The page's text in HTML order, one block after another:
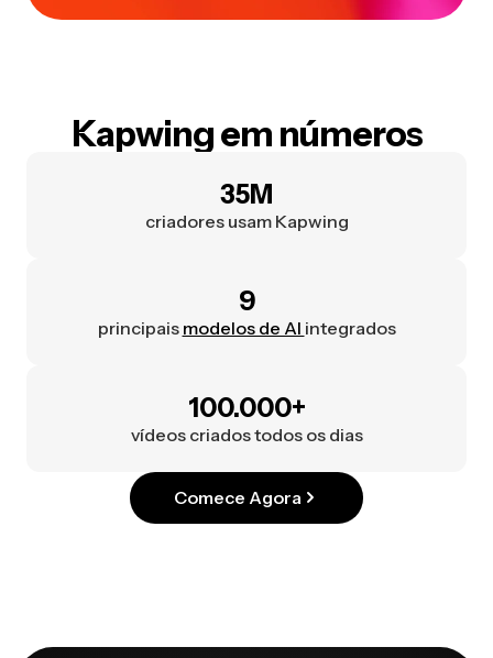
Kapwing em números
35M
criadores usam Kapwing
9
principais modelos de AI integrados
100.000+
vídeos criados todos os dias
Comece Agora